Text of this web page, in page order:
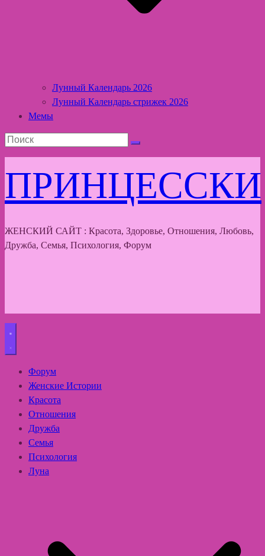
Лунный Календарь 2026
Лунный Календарь стрижек 2026
Мемы
ПРИНЦЕССКИ
ЖЕНСКИЙ САЙТ : Красота, Здоровье, Отношения, Любовь,
Дружба, Семья, Психология, Форум
Форум
Женские Истории
Красота
Отношения
Дружба
Семья
Психология
Луна